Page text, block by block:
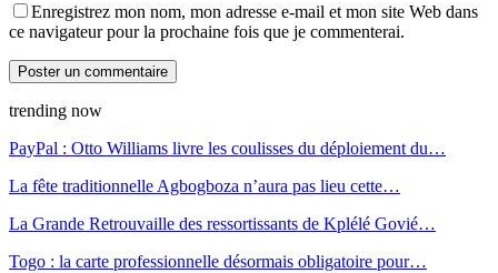
Enregistrez mon nom, mon adresse e-mail et mon site Web dans
ce navigateur pour la prochaine fois que je commenterai.
trending now
PayPal : Otto Williams livre les coulisses du déploiement du…
La fête traditionnelle Agbogboza n’aura pas lieu cette…
La Grande Retrouvaille des ressortissants de Kplélé Govié…
Togo : la carte professionnelle désormais obligatoire pour…